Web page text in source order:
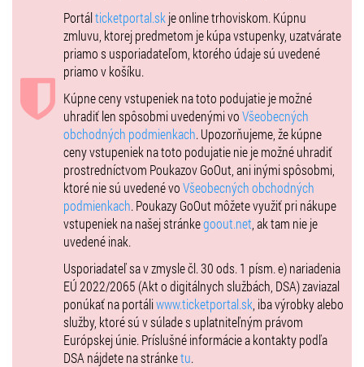
Portálticketportal.sk je online trhoviskom. Kúpnu
zmluvu, ktorej predmetom je kúpa vstupenky, uzatvárate
priamo s usporiadateľom, ktorého údaje sú uvedené
priamo v košíku.
Kúpne ceny vstupeniek na toto podujatie je možné
uhradiť len spôsobmi uvedenými voVšeobecných
obchodných podmienkach. Upozorňujeme, že kúpne
ceny vstupeniek na toto podujatie nie je možné uhradiť
prostredníctvom Poukazov GoOut, ani inými spôsobmi,
ktoré nie sú uvedené voVšeobecných obchodných
podmienkach. Poukazy GoOut môžete využiť pri nákupe
vstupeniek na našej stránkegoout.net , ak tam nie je
uvedené inak.
Usporiadateľ sa v zmysle čl. 30 ods. 1 písm. e) nariadenia
EÚ 2022/2065 (Akt o digitálnych službách, DSA) zaviazal
ponúkať na portáliwww.ticketportal.sk , iba výrobky alebo
služby, ktoré sú v súlade s uplatniteľným právom
Európskej únie. Príslušné informácie a kontakty podľa
DSA nájdete na stránketu.